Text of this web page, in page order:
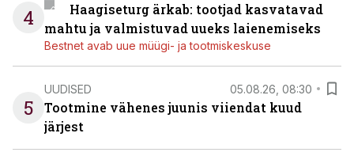
4
Haagiseturg ärkab: tootjad kasvatavad
mahtu ja valmistuvad uueks laienemiseks
Bestnet avab uue müügi- ja tootmiskeskuse
5
UUDISED 05.08.26, 08:30
Tootmine vähenes juunis viiendat kuud
järjest